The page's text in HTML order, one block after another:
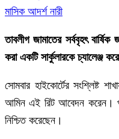
মাসিক আদর্শ নারী
তাবলীগ জামাতের সর্ববৃহৎ
করা একটি সার্কুলারকে চ্যালেঞ্জ
সোমবার হাইকোর্টের সংশ্লিষ্ট
আমিন এই রিট আবেদন করেন।
নিশ্চিত করেছেন।